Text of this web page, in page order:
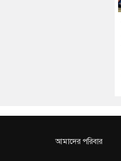
আমাদের পরিবার